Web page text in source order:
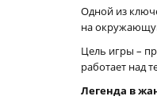
Одной из
на
Цель игры –
работает над
Легенда в